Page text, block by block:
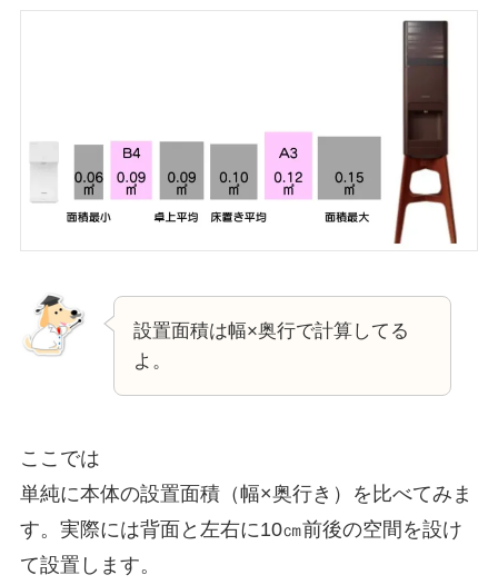
設置面積は幅×奥行で計算してる
よ。
ここでは
単純に本体の設置面積（幅×奥行き）を比べてみま
す。実際には背面と左右に10㎝前後の空間を設け
て設置します。